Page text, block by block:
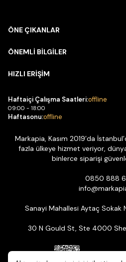
ÖNE ÇIKANLAR
ÖNEMLİ BİLGİLER
HIZLI ERİŞİM
Haftaiçi Çalışma Saatleri:offline
09:00 - 18:00
Haftasonu:offline
Markapia, Kasım 2019’da
fazla ülkeye hizmet veriyor,
binlerce siparişi
0850 888
Sanayi Mahallesi Aytaç Sokak
30 N Gould St, Ste 4000